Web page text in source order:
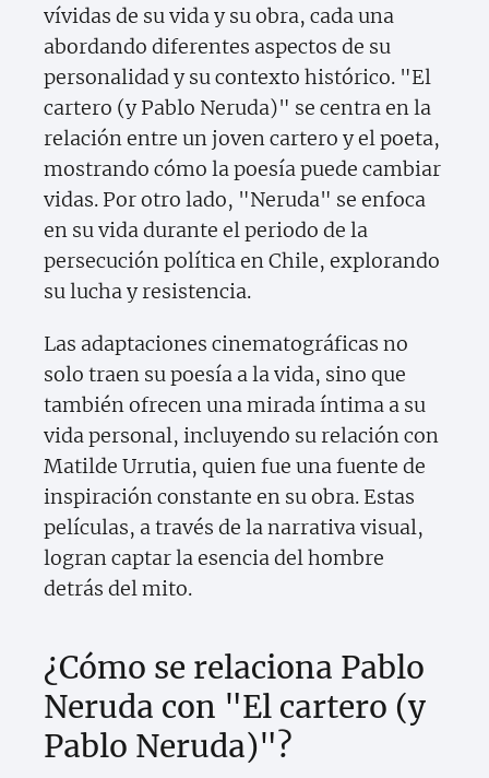
vívidas de su vida y su obra, cada una
abordando diferentes aspectos de su
personalidad y su contexto histórico. "El
cartero (y Pablo Neruda)" se centra en la
relación entre un joven cartero y el poeta,
mostrando cómo la poesía puede cambiar
vidas. Por otro lado, "Neruda" se enfoca
en su vida durante el periodo de la
persecución política en Chile, explorando
su lucha y resistencia.
Las adaptaciones cinematográficas no
solo traen su poesía a la vida, sino que
también ofrecen una mirada íntima a su
vida personal, incluyendo su relación con
Matilde Urrutia, quien fue una fuente de
inspiración constante en su obra. Estas
películas, a través de la narrativa visual,
logran captar la esencia del hombre
detrás del mito.
¿Cómo se relaciona Pablo
Neruda con "El cartero (y
Pablo Neruda)"?